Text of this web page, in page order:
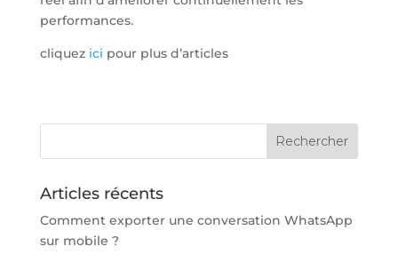
performances.
cliquez ici pour plus d’articles
Articles récents
Comment exporter une conversation WhatsApp
sur mobile ?